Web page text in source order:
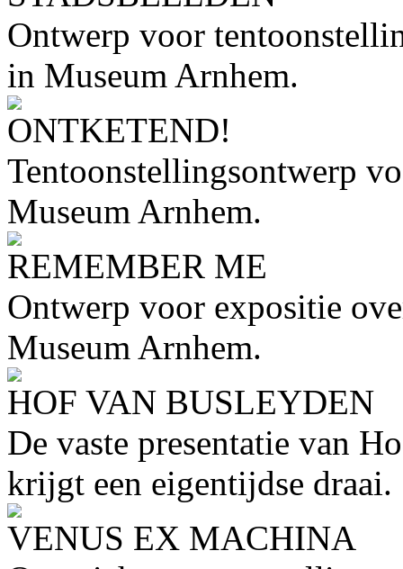
Ontwerp voor
in Museum Arnhem.
ONTKETEND!
Tentoonstellingsontwerp
Museum Arnhem.
REMEMBER ME
Ontwerp voor expositie
Museum Arnhem.
HOF VAN BUSLEYDEN
De vaste presentatie van
krijgt een eigentijdse draai.
VENUS EX MACHINA